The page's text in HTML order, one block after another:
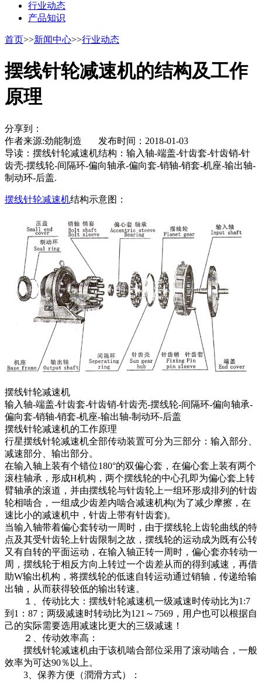
行业动态
产品知识
首页>>新闻中心>>行业动态
摆线针轮减速机的结构及工作
原理
分享到：
作者来源:劲能制造 发布时间：2018-01-03
导读： 摆线针轮减速机结构：输入轴-端盖-针齿套-针齿销-针
齿壳-摆线轮-间隔环-偏向轴承-偏向套-销轴-销套-机座-输出轴-
制动环-后盖.
摆线针轮减速机结构示意图：
摆线针轮减速机
输入轴-端盖-针齿套-针齿销-针齿壳-摆线轮-间隔环-偏向轴承-
偏向套-销轴-销套-机座-输出轴-制动环-后盖
摆线针轮减速机的工作原理
行星摆线针轮减速机全部传动装置可分为三部分：输入部分、
减速部分、输出部分。
在输入轴上装有个错位180°的双偏心套，在偏心套上装有两个
滚柱轴承，形成H机构，两个摆线轮的中心孔即为偏心套上转
臂轴承的滚道，并由摆线轮与针齿轮上一组环形成排列的针齿
轮相啮合，一组成少齿差内啮合减速机构(为了减少摩擦，在
速比小的减速机中，针齿上带有针齿套)。
当输入轴带着偏心套转动一周时，由于摆线轮上齿轮曲线的特
点及其受针齿轮上针齿限制之故，摆线轮的运动成为既有公转
又有自转的平面运动，在输入轴正转一周时，偏心套亦转动一
周，摆线轮于相反方向上转过一个齿差从而的得到减速，再借
助W输出机构，将摆线轮的低速自转运动通过销轴，传递给输
出轴，从而获得较低的输出转速。
１、传动比大：摆线针轮减速机一级减速时传动比为1:7
到1：87；两级减速时转动比为121～7569，用户也可以根据自
己的实际需要选用减速比更大的三级减速！
２、传动效率高：
摆线针轮减速机由于该机啮合部位采用了滚动啮合，一般
效率为可达90％以上。
3、保养方便（潤滑方式）：